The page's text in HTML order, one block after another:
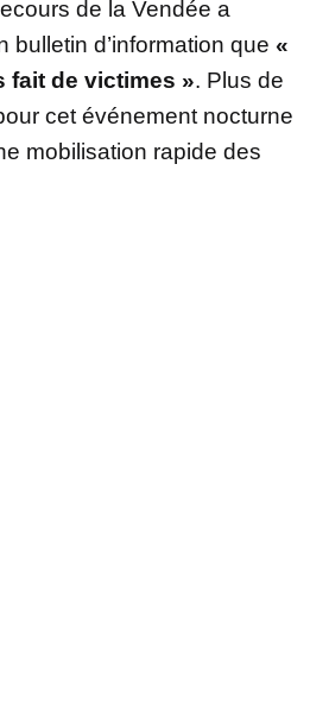
de la Vendée a
bulletin d’information que «
fait de victimes ». Plus de
cet événement nocturne
mobilisation rapide des